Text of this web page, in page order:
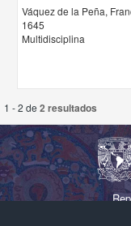
Váquez de la Peña,
1645
Multidisciplina
1 - 2 de 2 resultados